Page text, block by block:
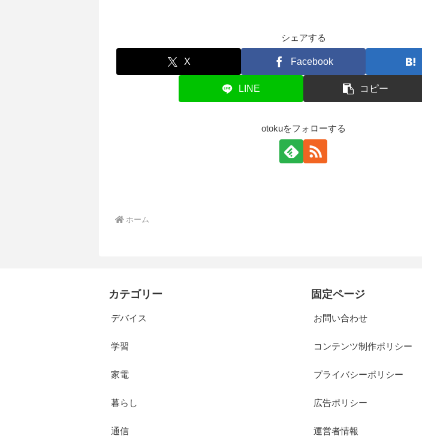
シェアする
X Facebook
LINE コピー
otokuをフォローする
ホーム
カテゴリー
デバイス
学習
家電
暮らし
通信
固定ページ
お問い合わせ
コンテンツ制作ポリシー
プライバシーポリシー
広告ポリシー
運営者情報